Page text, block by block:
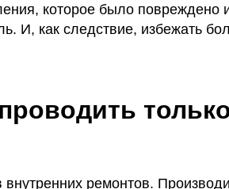
которое было повреждено
И, как следствие, избежать
ремонтов.